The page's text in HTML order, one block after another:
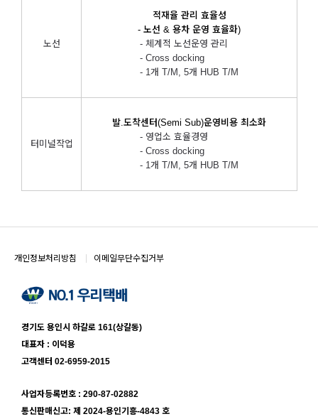
노선
적재율 관리 효율성
- 노선 & 용차 운영 효율화)
- 체계적 노선운영 관리
- Cross docking
- 1개 T/M, 5개 HUB T/M
터미널작업
발.도착센터(Semi Sub)운영비용 최소화
- 영업소 효율경영
- Cross docking
- 1개 T/M, 5개 HUB T/M
개인정보처리방침 이메일무단수집거부
경기도 용인시 하갈로 161(상갈동)
대표자 : 이덕용
고객센터 02-6959-2015
사업자등록번호 : 290-87-02882
통신판매신고: 제 2024-용인기흥-4843 호